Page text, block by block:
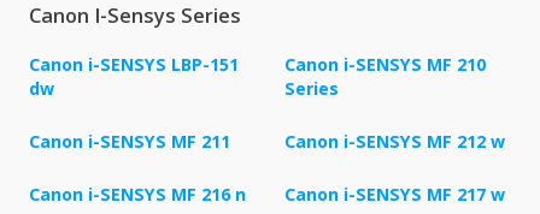
Canon I-Sensys Series
Canon i-SENSYS LBP-151
dw
Canon i-SENSYS MF 210
Series
Canon i-SENSYS MF 211 Canon i-SENSYS MF 212 w
Canon i-SENSYS MF 216 n Canon i-SENSYS MF 217 w